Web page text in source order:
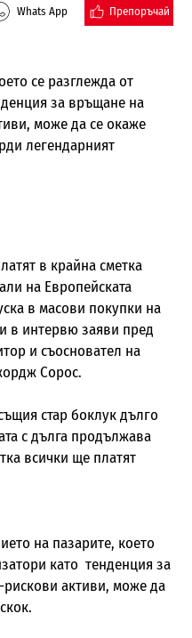
Whats App Препоръчай
се разглежда от
за връщане на
може да се окаже
легендарният
в крайна сметка
на Европейската
в масови покупки на
в интервю заяви пред
и съосновател на
Сорос.
стар боклук дълго
с дълга продължава
всички ще платят
на пазарите, което
като тенденция за
активи, може да